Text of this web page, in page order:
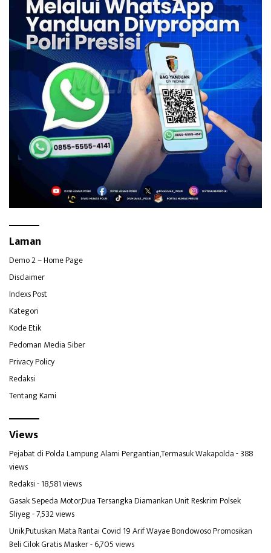
Laman
Demo 2 – Home Page
Disclaimer
Indexs Post
Kategori
Kode Etik
Pedoman Media Siber
Privacy Policy
Redaksi
Tentang Kami
Views
Pejabat di Polda Lampung Alami Pergantian,Termasuk Wakapolda- 388
views
Redaksi- 18,581 views
Gasak Sepeda Motor,Dua Tersangka Diamankan Unit Reskrim Polsek
Sliyeg- 7,532 views
Unik,Putuskan Mata Rantai Covid 19 Arif Wayae Bondowoso Promosikan
Beli Cilok Gratis Masker- 6,705 views